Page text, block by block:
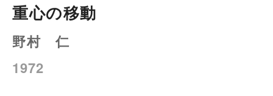
重心の移動
野村 仁
1972